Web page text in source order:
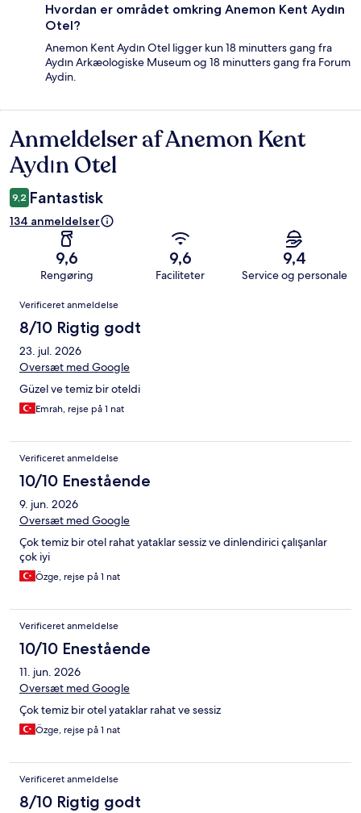
Hvordan er området omkring Anemon Kent Aydın
Otel?
Anemon Kent Aydın Otel ligger kun 18 minutters gang fra
Aydın Arkæologiske Museum og 18 minutters gang fra Forum
Aydin.
Anmeldelser
Anmeldelser af Anemon Kent
Aydın Otel
9,2 Fantastisk
134 anmeldelser
9,6
Rengøring
9,6
Faciliteter
9,4
Service og personale
Anmeldelser
Verificeret anmeldelse
8/10 Rigtig godt
23. jul. 2026
Oversæt med Google
Güzel ve temiz bir oteldi
Emrah, rejse på 1 nat
Verificeret anmeldelse
10/10 Enestående
9. jun. 2026
Oversæt med Google
Çok temiz bir otel rahat yataklar sessiz ve dinlendirici çalışanlar
çok iyi
Özge, rejse på 1 nat
Verificeret anmeldelse
10/10 Enestående
11. jun. 2026
Oversæt med Google
Çok temiz bir otel yataklar rahat ve sessiz
Özge, rejse på 1 nat
Verificeret anmeldelse
8/10 Rigtig godt